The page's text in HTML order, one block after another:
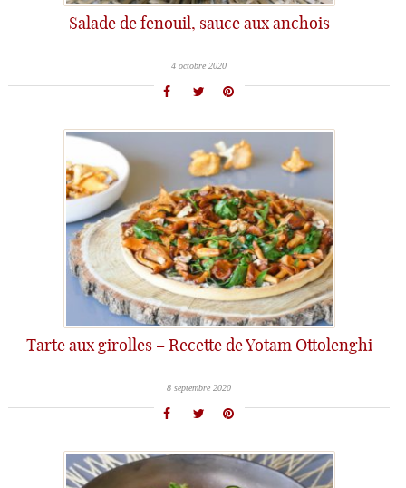
Salade de fenouil, sauce aux anchois
4 octobre 2020
Tarte aux girolles – Recette de Yotam Ottolenghi
8 septembre 2020